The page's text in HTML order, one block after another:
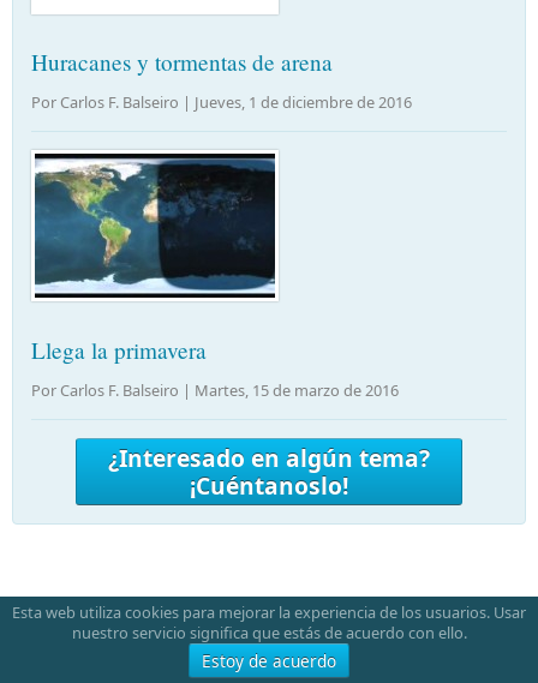
Huracanes y tormentas de arena
Por Carlos F. Balseiro | Jueves, 1 de diciembre de 2016
Llega la primavera
Por Carlos F. Balseiro | Martes, 15 de marzo de 2016
¿Interesado en algún tema?
¡Cuéntanoslo!
Esta web utiliza cookies para mejorar la experiencia de los usuarios. Usar
nuestro servicio significa que estás de acuerdo con ello.
Estoy de acuerdo